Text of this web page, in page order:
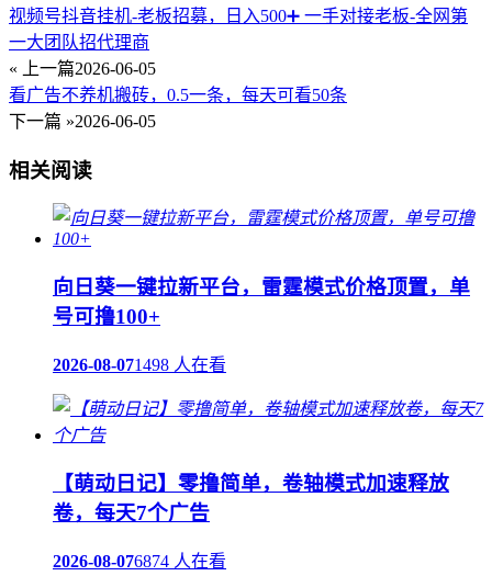
视频号抖音挂机-老板招募，日入500➕ 一手对接老板-全网第
一大团队招代理商
« 上一篇2026-06-05
看广告不养机搬砖，0.5一条，每天可看50条
下一篇 »2026-06-05
相关阅读
向日葵一键拉新平台，雷霆模式价格顶置，单
号可撸100+
2026-08-071498 人在看
【萌动日记】零撸简单，卷轴模式加速释放
卷，每天7个广告
2026-08-076874 人在看